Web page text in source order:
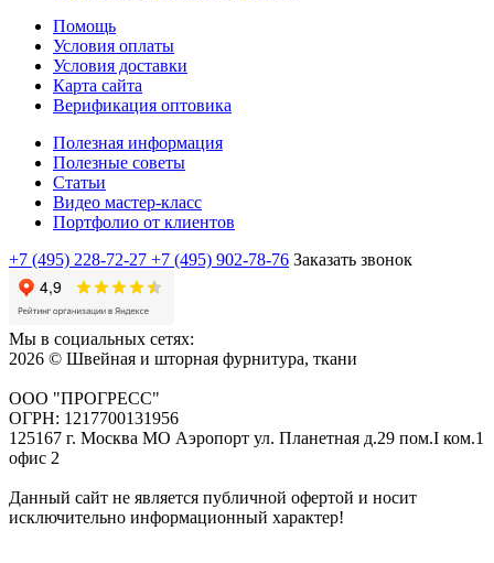
Помощь
Условия оплаты
Условия доставки
Карта сайта
Верификация оптовика
Полезная информация
Полезные советы
Статьи
Видео мастер-класс
Портфолио от клиентов
+7 (495) 228-72-27 +7 (495) 902-78-76 Заказать звонок
Мы в социальных сетях:
2026 © Швейная и шторная фурнитура, ткани
ООО "ПРОГРЕСС"
ОГРН: 1217700131956
125167 г. Москва МО Аэропорт ул. Планетная д.29 пом.I ком.1
офис 2
Данный сайт не является публичной офертой и носит
исключительно информационный характер!